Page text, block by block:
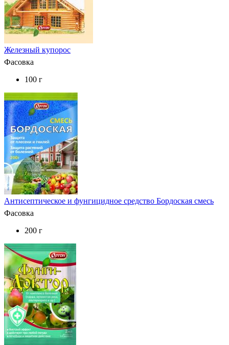
Железный купорос
Фасовка
100 г
Антисептическое и фунгицидное средство Бордоская смесь
Фасовка
200 г